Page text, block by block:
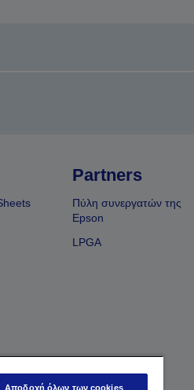
Partners
Πύλη συνεργατών της
Epson
LPGA
Αποδοχή όλων των cookies